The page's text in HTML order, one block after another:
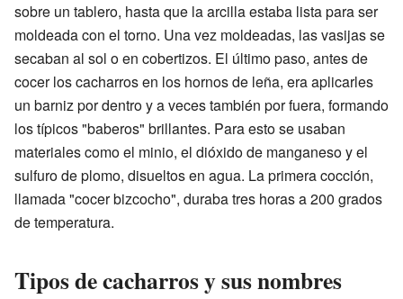
sobre un tablero, hasta que la arcilla estaba lista para ser
moldeada con el torno. Una vez moldeadas, las vasijas se
secaban al sol o en cobertizos. El último paso, antes de
cocer los cacharros en los hornos de leña, era aplicarles
un barniz por dentro y a veces también por fuera, formando
los típicos "baberos" brillantes. Para esto se usaban
materiales como el minio, el dióxido de manganeso y el
sulfuro de plomo, disueltos en agua. La primera cocción,
llamada "cocer bizcocho", duraba tres horas a 200 grados
de temperatura.
Tipos de cacharros y sus nombres